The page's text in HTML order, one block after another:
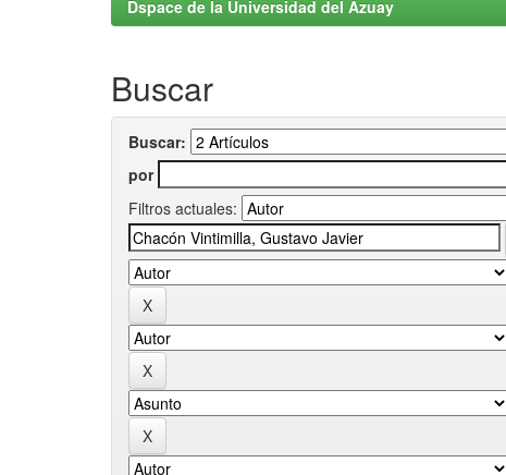
Dspace de la Universidad del Azuay
Buscar
Buscar:
por
Filtros actuales: